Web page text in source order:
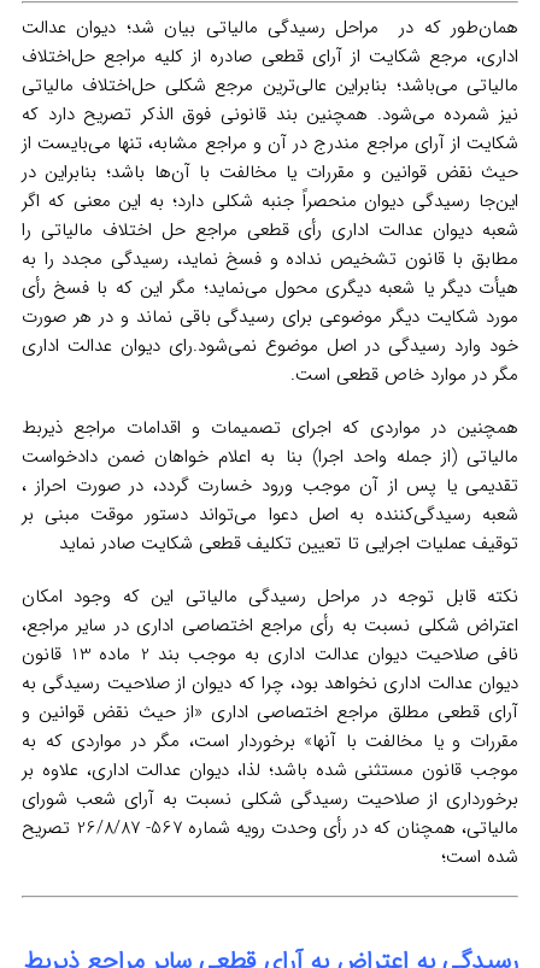
همان‌طور که در مراحل رسیدگی مالیاتی بیان شد؛ دیوان‌ عدالت
اداری، مرجع شکایت از آرای قطعی صادره از کلیه مراجع حل‌اختلاف
مالیاتی می‌باشد؛ بنابراین عالی‌ترین مرجع شکلی حل‌اختلاف مالیاتی
نیز شمرده می‌شود. همچنین بند قانونی فوق الذکر تصریح دارد که
شکایت از آرای مراجع مندرج در آن و مراجع مشابه، تنها می‌بایست از
حیث نقض قوانین و مقررات یا مخالفت با آن‌ها باشد؛ بنابراین در
این‌جا رسیدگی دیوان منحصراً جنبه شکلی دارد؛ به این معنی که اگر
شعبه دیوان عدالت اداری رأی قطعی مراجع حل اختلاف مالیاتی را
مطابق با قانون تشخیص نداده و فسخ نماید، رسیدگی مجدد را به
هیأت دیگر یا شعبه دیگری محول می‌نماید؛ مگر این که با فسخ رأی
مورد شکایت دیگر موضوعی برای رسیدگی باقی نماند و در هر صورت
خود وارد رسیدگی در اصل موضوع نمی‌شود.رای دیوان عدالت اداری
مگر در موارد خاص قطعی است.
همچنین در مواردی که اجرای تصمیمات و اقدامات مراجع ذیربط
مالیاتی (از جمله واحد اجرا) بنا به اعلام خواهان ضمن دادخواست
تقدیمی یا پس از آن موجب ورود خسارت گردد، در صورت احراز ،
شعبه رسیدگی‌کننده به اصل دعوا می‌تواند دستور موقت مبنی بر
توقیف عملیات اجرایی تا تعیین تکلیف قطعی شکایت صادر نماید
نکته قابل توجه در مراحل رسیدگی مالیاتی این که وجود امکان
اعتراض شکلی نسبت به رأی مراجع اختصاصی اداری در سایر مراجع،
نافی صلاحیت دیوان عدالت اداری به موجب بند 2 ماده 13 قانون
دیوان عدالت اداری نخواهد بود، چرا که دیوان از صلاحیت رسیدگی به
آرای قطعی مطلق مراجع اختصاصی اداری «از حیث نقض قوانین و
مقررات و یا مخالفت با آنها» برخوردار است، مگر در مواردی که به
موجب قانون مستثنی شده باشد؛ لذا، دیوان عدالت اداری، علاوه بر
برخورداری از صلاحیت رسیدگی شکلی نسبت به آرای شعب شورای
مالیاتی، همچنان که در رأی وحدت رویه شماره 567- 26/8/87 تصریح
شده است؛